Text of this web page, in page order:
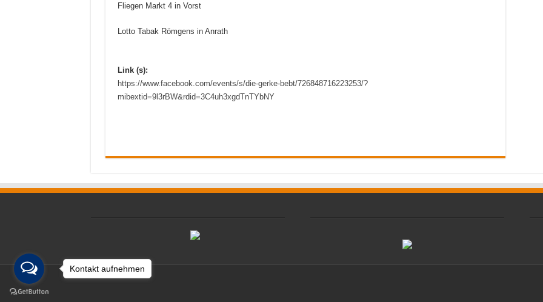
Fliegen Markt 4 in Vorst
Lotto Tabak Römgens in Anrath
Link (s):
https://www.facebook.com/events/s/die-gerke-bebt/726848716223253/?
mibextid=9l3rBW&rdid=3C4uh3xgdTnTYbNY
Kontakt aufnehmen